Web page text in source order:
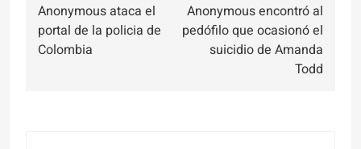
de
entradas
Anonymous ataca el
portal de la policia de
Colombia
Anonymous encontró al
pedófilo que ocasionó el
suicidio de Amanda
Todd